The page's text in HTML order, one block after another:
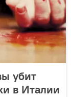
убит
в Италии